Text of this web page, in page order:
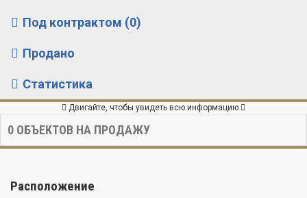
Под контрактом (0)
Продано
Статистика
Двигайте, чтобы увидеть всю информацию
0 ОБЪЕКТОВ НА ПРОДАЖУ
Расположение